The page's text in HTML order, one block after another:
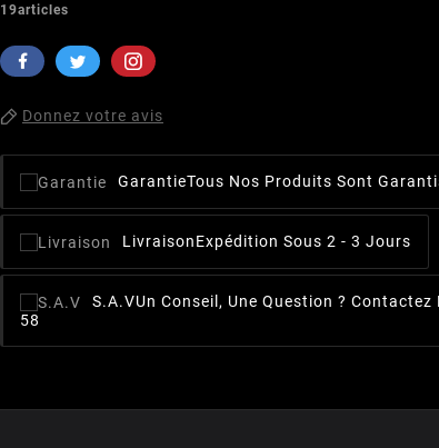
19articles
Donnez votre avis
GarantieTous Nos Produits Sont
LivraisonExpédition Sous 2 - 3 Jours
S.A.VUn Conseil, Une Question ?
58